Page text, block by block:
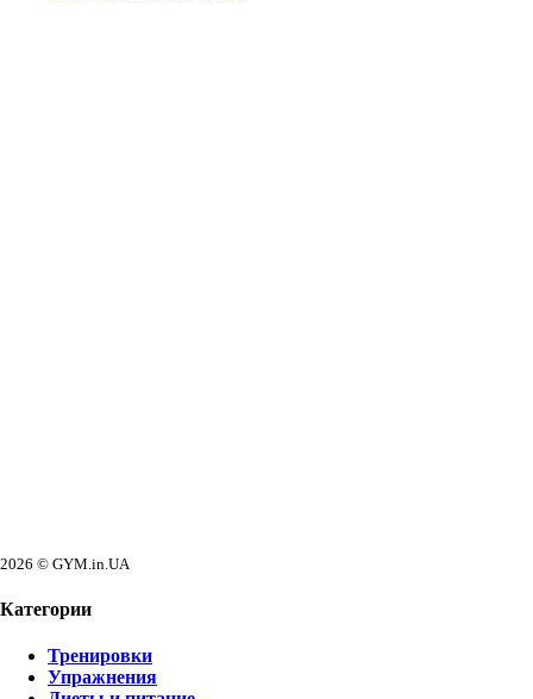
2026 © GYM.in.UA
Категории
Тренировки
Упражнения